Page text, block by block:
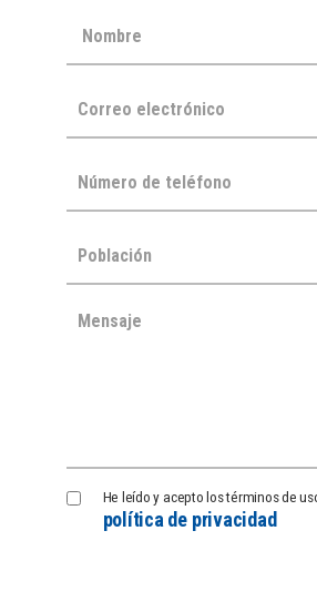
PolíticaHe leído y acepto los términos de
política de privacidad